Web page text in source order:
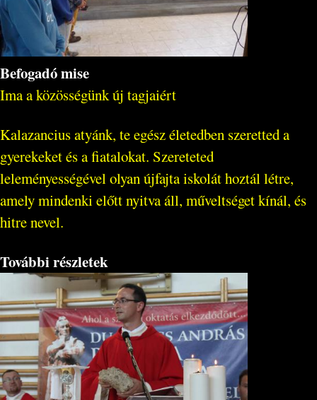
Befogadó mise
Ima a közösségünk új tagjaiért
Kalazancius atyánk, te egész életedben szeretted a
gyerekeket és a fiatalokat. Szereteted
leleményességével olyan újfajta iskolát hoztál létre,
amely mindenki előtt nyitva áll, műveltséget kínál, és
hitre nevel.
További részletek